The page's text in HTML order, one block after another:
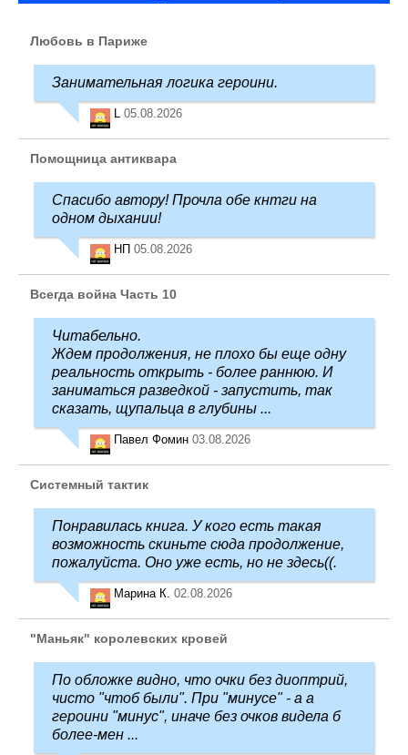
Любовь в Париже
Занимательная логика героини.
05.08.2026
Помощница антиквара
Спасибо автору! Прочла обе кнтги на
одном дыхании!
НП 05.08.2026
Всегда война Часть 10
Читабельно.
Ждем продолжения, не плохо бы еще одну
реальность открыть - более раннюю. И
заниматься разведкой - запустить, так
сказать, щупальца в глубины ...
Павел Фомин 03.08.2026
Системный тактик
Понравилась книга. У кого есть такая
возможность скиньте сюда продолжение,
пожалуйста. Оно уже есть, но не здесь((.
Марина К. 02.08.2026
"Маньяк" королевских кровей
По обложке видно, что очки без диоптрий,
чисто "чтоб были". При "минусе" - а а
героини "минус", иначе без очков видела б
более-мен ...